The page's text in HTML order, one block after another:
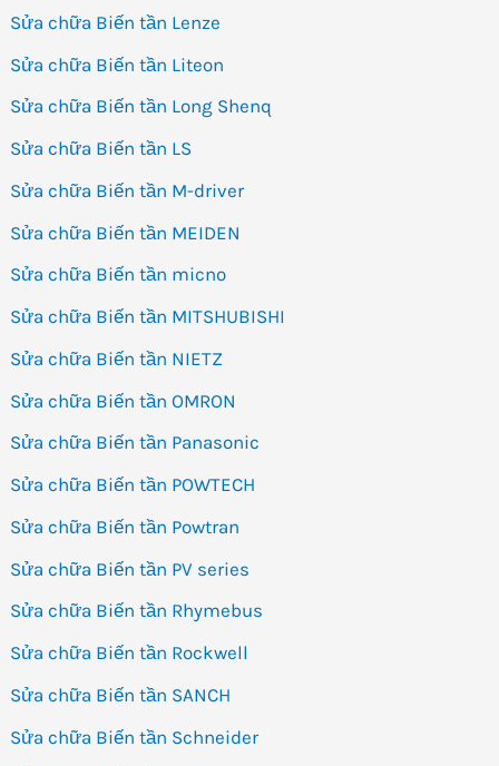
Sửa chữa Biến tần Lenze
Sửa chữa Biến tần Liteon
Sửa chữa Biến tần Long Shenq
Sửa chữa Biến tần LS
Sửa chữa Biến tần M-driver
Sửa chữa Biến tần MEIDEN
Sửa chữa Biến tần micno
Sửa chữa Biến tần MITSHUBISHI
Sửa chữa Biến tần NIETZ
Sửa chữa Biến tần OMRON
Sửa chữa Biến tần Panasonic
Sửa chữa Biến tần POWTECH
Sửa chữa Biến tần Powtran
Sửa chữa Biến tần PV series
Sửa chữa Biến tần Rhymebus
Sửa chữa Biến tần Rockwell
Sửa chữa Biến tần SANCH
Sửa chữa Biến tần Schneider